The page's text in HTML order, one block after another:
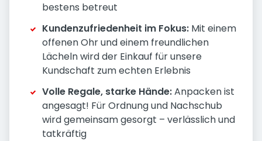
bestens betreut
Kundenzufriedenheit im Fokus: Mit einem
offenen Ohr und einem freundlichen
Lächeln wird der Einkauf für unsere
Kundschaft zum echten Erlebnis
Volle Regale, starke Hände:Anpacken ist
angesagt! Für Ordnung und Nachschub
wird gemeinsam gesorgt – verlässlich und
tatkräftig